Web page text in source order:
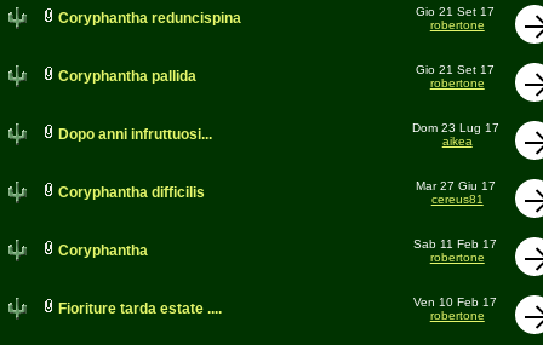
Coryphantha reduncispina
Gio 21 Set 17
robertone
Coryphantha pallida
Gio 21 Set 17
robertone
Dopo anni infruttuosi...
Dom 23 Lug 17
aikea
Coryphantha difficilis
Mar 27 Giu 17
cereus81
Coryphantha
Sab 11 Feb 17
robertone
Fioriture tarda estate ....
Ven 10 Feb 17
robertone